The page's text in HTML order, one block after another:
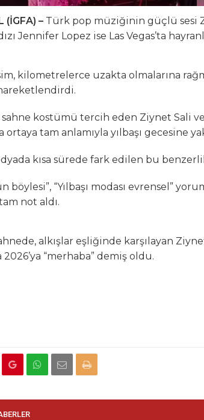
(İGFA) – Türk pop müziğinin güçlü sesi
Jennifer Lopez ise Las Vegas’ta
kilometrelerce uzakta olmalarına
sahne kostümü tercih eden Ziynet Sali
ortaya tam anlamıyla yılbaşı gecesine
kısa sürede fark edilen bu
böylesi”, “Yılbaşı modası evrensel”
not aldı.
alkışlar eşliğinde karşılayan
2026’ya “merhaba” demiş oldu.